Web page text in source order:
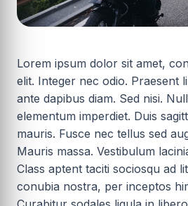
Lorem ipsum dolor sit amet,
elit. Integer nec odio. Praesent
ante dapibus diam. Sed nisi.
elementum imperdiet. Duis
mauris. Fusce nec tellus sed
Mauris massa. Vestibulum
Class aptent taciti sociosqu ad
conubia nostra, per inceptos